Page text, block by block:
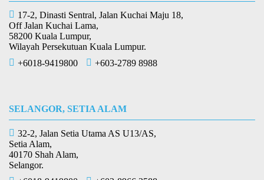
17-2, Dinasti Sentral, Jalan Kuchai Maju 18,
Off Jalan Kuchai Lama,
58200 Kuala Lumpur,
Wilayah Persekutuan Kuala Lumpur.
+6018-9419800
+603-2789 8988
SELANGOR, SETIA ALAM
32-2, Jalan Setia Utama AS U13/AS,
Setia Alam,
40170 Shah Alam,
Selangor.